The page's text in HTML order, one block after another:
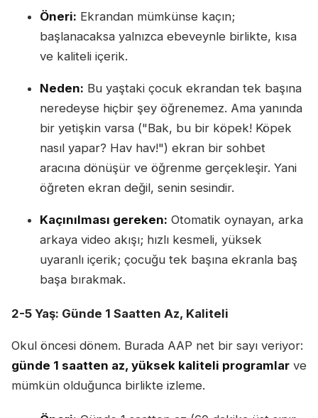
Öneri: Ekrandan mümkünse kaçın;
başlanacaksa yalnızca ebeveynle birlikte, kısa
ve kaliteli içerik.
Neden: Bu yaştaki çocuk ekrandan tek başına
neredeyse hiçbir şey öğrenemez. Ama yanında
bir yetişkin varsa ("Bak, bu bir köpek! Köpek
nasıl yapar? Hav hav!") ekran bir sohbet
aracına dönüşür ve öğrenme gerçekleşir. Yani
öğreten ekran değil, senin sesindir.
Kaçınılması gereken: Otomatik oynayan, arka
arkaya video akışı; hızlı kesmeli, yüksek
uyaranlı içerik; çocuğu tek başına ekranla baş
başa bırakmak.
2-5 Yaş: Günde 1 Saatten Az, Kaliteli
Okul öncesi dönem. Burada AAP net bir sayı veriyor:
günde 1 saatten az, yüksek kaliteli programlar ve
mümkün olduğunca birlikte izleme.